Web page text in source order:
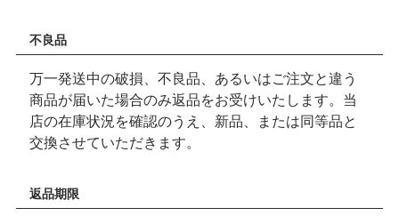
不良品
万一発送中の破損、不良品、あるいはご注文と違う
商品が届いた場合のみ返品をお受けいたします。当
店の在庫状況を確認のうえ、新品、または同等品と
交換させていただきます。
返品期限